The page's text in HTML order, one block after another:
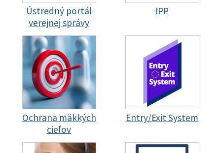
Ústredný portál
verejnej správy
IPP
Ochrana mäkkých
cieľov
Entry/Exit System